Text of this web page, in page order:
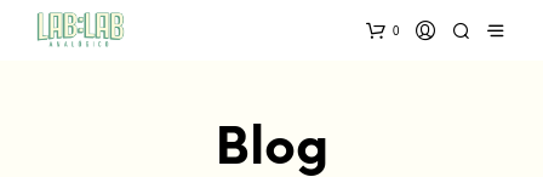
0
Blog